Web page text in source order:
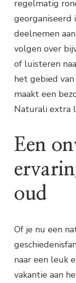
regelmatig
georganiseerd
deelnemen
volgen over
of luisteren
het gebied
maakt een
Naturali extra
Een
oud
Of je nu een
naar een leuk
vakantie aan